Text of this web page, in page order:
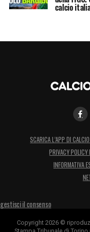
calcio
SCARICA L’APP DI
PRIVACY POLICY
INFORMATIVA
gestisci il consenso
Copyright 2026 ©